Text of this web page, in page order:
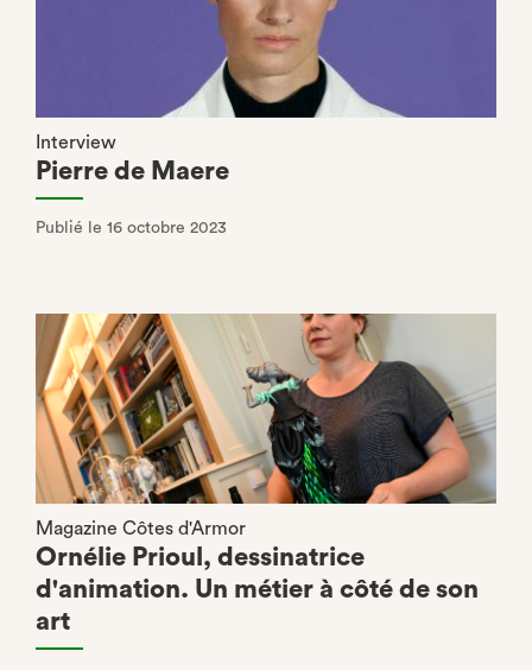
Interview
Pierre de Maere
Publié le 16 octobre 2023
Magazine Côtes d'Armor
Ornélie Prioul, dessinatrice
d'animation. Un métier à côté de son
art